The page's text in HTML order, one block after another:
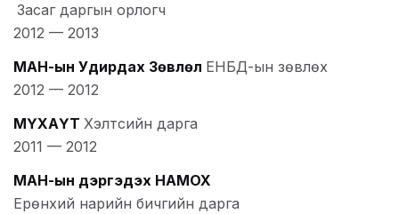
Засаг даргын орлогч
2012 — 2013
МАН-ын Удирдах Зөвлөл ЕНБД-ын зөвлөх
2012 — 2012
МҮХАҮТ Хэлтсийн дарга
2011 — 2012
МАН-ын дэргэдэх НАМОХ
Ерөнхий нарийн бичгийн дарга